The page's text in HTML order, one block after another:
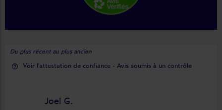
Du plus récent au plus ancien
help_outline Voir l'attestation de confiance - Avis soumis à un contrôle
Joel G.